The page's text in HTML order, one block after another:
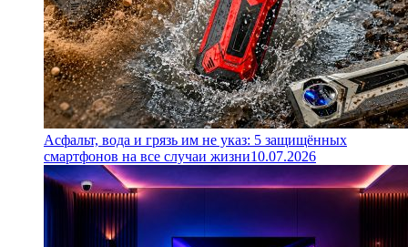
Асфальт, вода и грязь им не указ: 5 защищённых
смартфонов на все случаи жизни10.07.2026